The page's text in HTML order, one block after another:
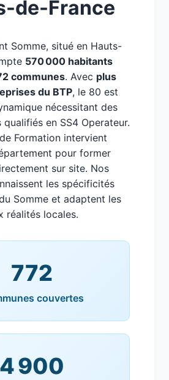
de-France
Somme, situé en Hauts-
570 000 habitants
communes. Avec plus
du BTP, le 80 est
nécessitant des
en SS4 Operateur.
Formation intervient
pour former
sur site. Nos
les spécificités
Somme et adaptent les
réalités locales.
772
couvertes
4 900